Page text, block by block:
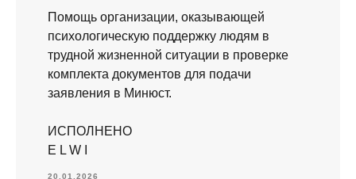
Помощь организации, оказывающей
психологическую поддержку людям в
трудной жизненной ситуации в проверке
комплекта документов для подачи
заявления в Минюст.
ИСПОЛНЕНО
E L W I
20.01.2026